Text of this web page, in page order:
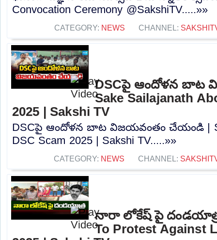
Convocation Ceremony @SakshiTV.....»»
CATEGORY: NEWS CHANNEL:
DSCపై ఆందోళన బాట
Sake Sailajanath
2025 | Sakshi TV
DSCపై ఆందోళన బాట విజయవంతం చేయండి |
DSC Scam 2025 | Sakshi TV.....»»
CATEGORY: NEWS CHANNEL:
నారా లోకేష్ పై దండయాత్ర
To Protest Against